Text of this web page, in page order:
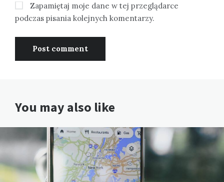
Zapamiętaj moje dane w tej przeglądarce
podczas pisania kolejnych komentarzy.
You may also like